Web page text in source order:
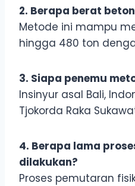
2. Berapa berat
Metode ini mampu
hingga 480 ton
3. Siapa penemu
Insinyur asal Bali,
Tjokorda Raka
4. Berapa lama
dilakukan?
Proses pemutaran